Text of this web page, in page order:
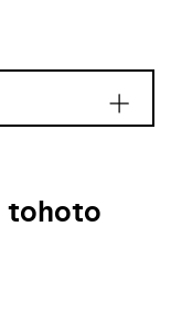
tohoto